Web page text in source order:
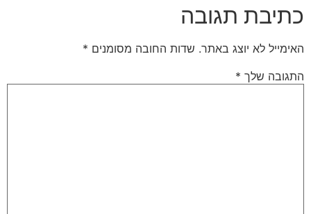
כתיבת תגובה
האימייל לא יוצג באתר. שדות החובה מסומנים *
התגובה שלך *